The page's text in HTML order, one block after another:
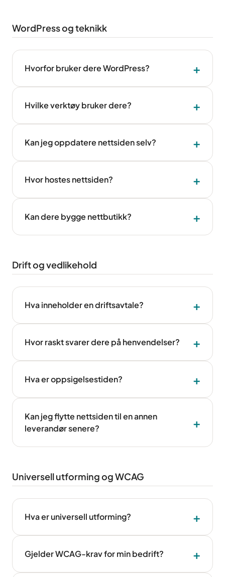
WordPress og teknikk
Hvorfor bruker dere WordPress?
Hvilke verktøy bruker dere?
Kan jeg oppdatere nettsiden selv?
Hvor hostes nettsiden?
Kan dere bygge nettbutikk?
Drift og vedlikehold
Hva inneholder en driftsavtale?
Hvor raskt svarer dere på henvendelser?
Hva er oppsigelsestiden?
Kan jeg flytte nettsiden til en annen
leverandør senere?
Universell utforming og WCAG
Hva er universell utforming?
Gjelder WCAG-krav for min bedrift?